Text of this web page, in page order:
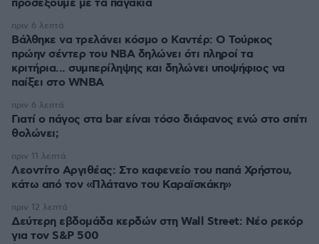
προσέξουμε με τα παγάκια
Βάλθηκε να τρελάνει κόσμο ο Καντέρ: Ο Τούρκος
πρώην σέντερ του NBA δηλώνει ότι πληροί τα
κριτήρια... συμπερίληψης και δηλώνει υποψήφιος να
παίξει στο WNBA
πριν 6 λεπτά
Γιατί ο πάγος στα bar είναι τόσο διάφανος ενώ στο σπίτι
θολώνει;
πριν 6 λεπτά
Λεοντίτο Αργιθέας: Στο καφενείο του παπά Χρήστου,
κάτω από τον «Πλάτανο του Καραϊσκάκη»
πριν 11 λεπτά
Δεύτερη εβδομάδα κερδών στη Wall Street: Νέο ρεκόρ
για τον S&P 500
πριν 12 λεπτά